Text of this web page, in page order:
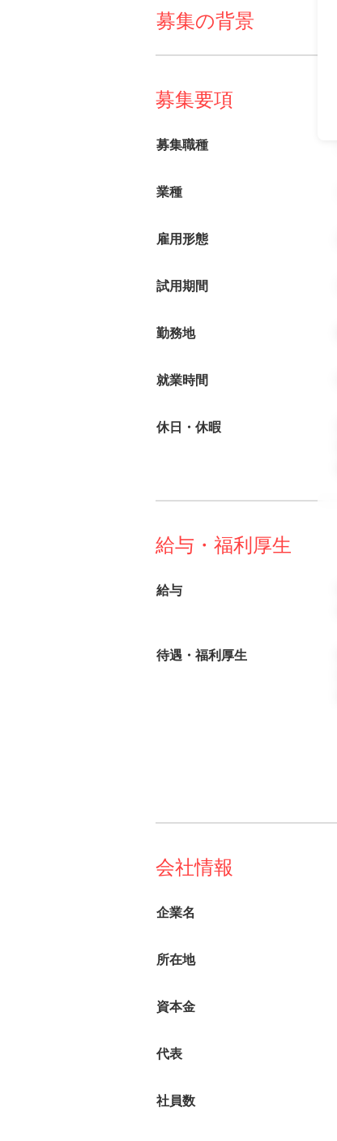
募集の背景
募集要項
募集職種
業種
雇用形態
試用期間
勤務地
就業時間
休日・休暇
給与・福利厚生
給与
待遇・福利厚生
会社情報
企業名
所在地
資本金
代表
社員数